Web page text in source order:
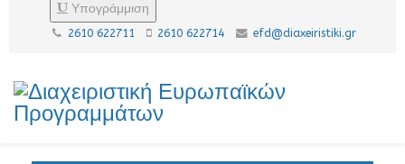
Υπογράμμιση
2610 622711 2610 622714 efd@diaxeiristiki.gr